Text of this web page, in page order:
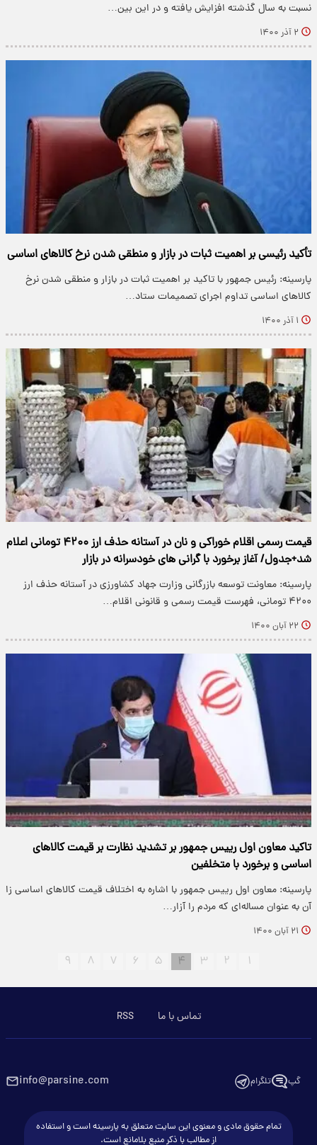
نسبت به سال گذشته افزایش یافته و در این بین…
۲ آذر ۱۴۰۰
تأکید رئیسی بر اهمیت ثبات در بازار و منطقی شدن نرخ کالاهای اساسی
پارسینه: رئیس جمهور با تاکید بر اهمیت ثبات در بازار و منطقی شدن نرخ
کالا‌های اساسی تداوم اجرای تصمیمات ستاد…
۱ آذر ۱۴۰۰
قیمت رسمی اقلام خوراکی و نان در آستانه حذف ارز ۴۲۰۰ تومانی اعلام
شد+جدول/ آغاز برخورد با گرانی های خودسرانه در بازار
پارسینه: معاونت توسعه بازرگانی وزارت جهاد کشاورزی در آستانه حذف ارز
۴۲۰۰ تومانی، فهرست قیمت رسمی و قانونی اقلام…
۲۲ آبان ۱۴۰۰
تاکید معاون اول رییس جمهور بر تشدید نظارت بر قیمت کالا‌های
اساسی و برخورد با متخلفین
پارسینه: معاون اول رییس جمهور با اشاره به اختلاف قیمت کالا‌های اساسی زا
آن به عنوان مساله‌ای که مردم را آزار…
۲۱ آبان ۱۴۰۰
۱ ۲ ۳ ۴ ۵ ۶ ۷ ۸ ۹
تماس با ما RSS
گپ تلگرام info@parsine.com
تمام حقوق مادی و معنوی این سایت متعلق به پارسینه است و استفاده
از مطالب با ذکر منبع بلامانع است.